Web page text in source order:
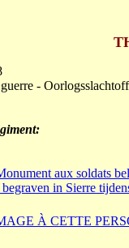
-
aux soldats
in Sierre
À CETTE